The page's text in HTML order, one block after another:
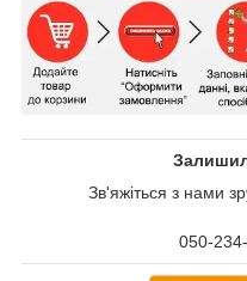
Зв'яжіться з нами
050-